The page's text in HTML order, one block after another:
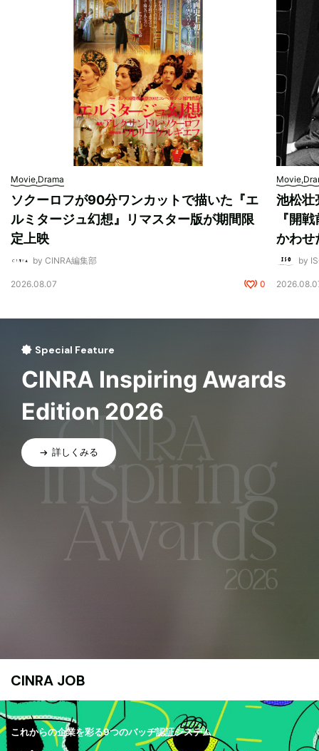
Movie,Drama
ソクーロフが90分ワンカットで描いた『エ
ルミタージュ幻想』リマスター版が期間限
定上映
by CINRA編集部
2026.08.07 0
池松壮
『開
かわせ
by
Special Feature
CINRA Inspiring Awards
Edition 2026
詳しくみる
CINRA JOB
これからの企業を彩る9つのバッヂ認証システム